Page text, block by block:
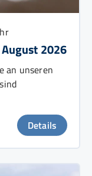
2026
an unseren
Details